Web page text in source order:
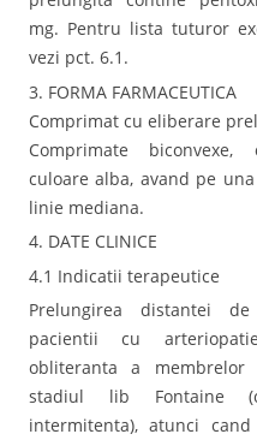
mg. Pentru lista tuturor
vezi pct. 6.1.
3. FORMA FARMACEUTICA
Comprimat cu eliberare
Comprimate biconvexe,
culoare alba, avand pe
linie mediana.
4. DATE CLINICE
4.1 Indicatii terapeutice
Prelungirea distantei
pacientii cu
obliteranta a membrelor
stadiul lib Fontaine
intermitenta), atunci